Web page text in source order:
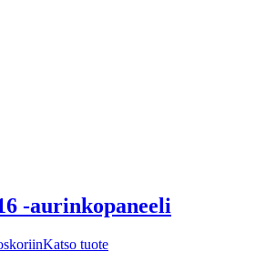
-aurinkopaneeli
Katso tuote